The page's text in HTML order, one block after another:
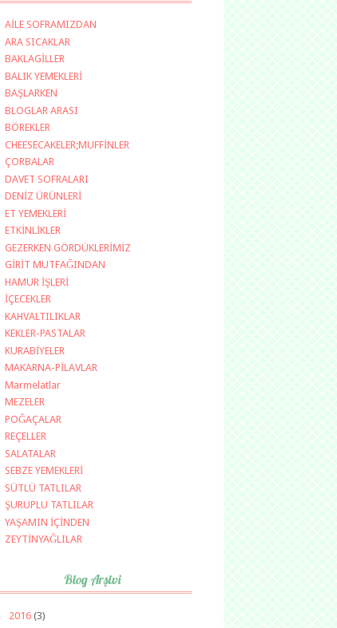
AİLE SOFRAMIZDAN
ARA SICAKLAR
BAKLAGİLLER
BALIK YEMEKLERİ
BAŞLARKEN
BLOGLAR ARASI
BÖREKLER
CHEESECAKELER;MUFFİNLER
ÇORBALAR
DAVET SOFRALARI
DENİZ ÜRÜNLERİ
ET YEMEKLERİ
ETKİNLİKLER
GEZERKEN GÖRDÜKLERİMİZ
GİRİT MUTFAĞINDAN
HAMUR İŞLERİ
İÇECEKLER
KAHVALTILIKLAR
KEKLER-PASTALAR
KURABİYELER
MAKARNA-PİLAVLAR
Marmelatlar
MEZELER
POĞAÇALAR
REÇELLER
SALATALAR
SEBZE YEMEKLERİ
SÜTLÜ TATLILAR
ŞURUPLU TATLILAR
YAŞAMIN İÇİNDEN
ZEYTİNYAĞLILAR
Blog Arşivi
2016 (3)